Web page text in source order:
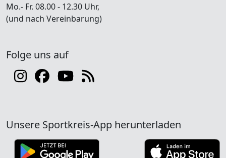
Mo.- Fr. 08.00 - 12.30 Uhr,
(und nach Vereinbarung)
Folge uns auf
Unsere Sportkreis-App herunterladen